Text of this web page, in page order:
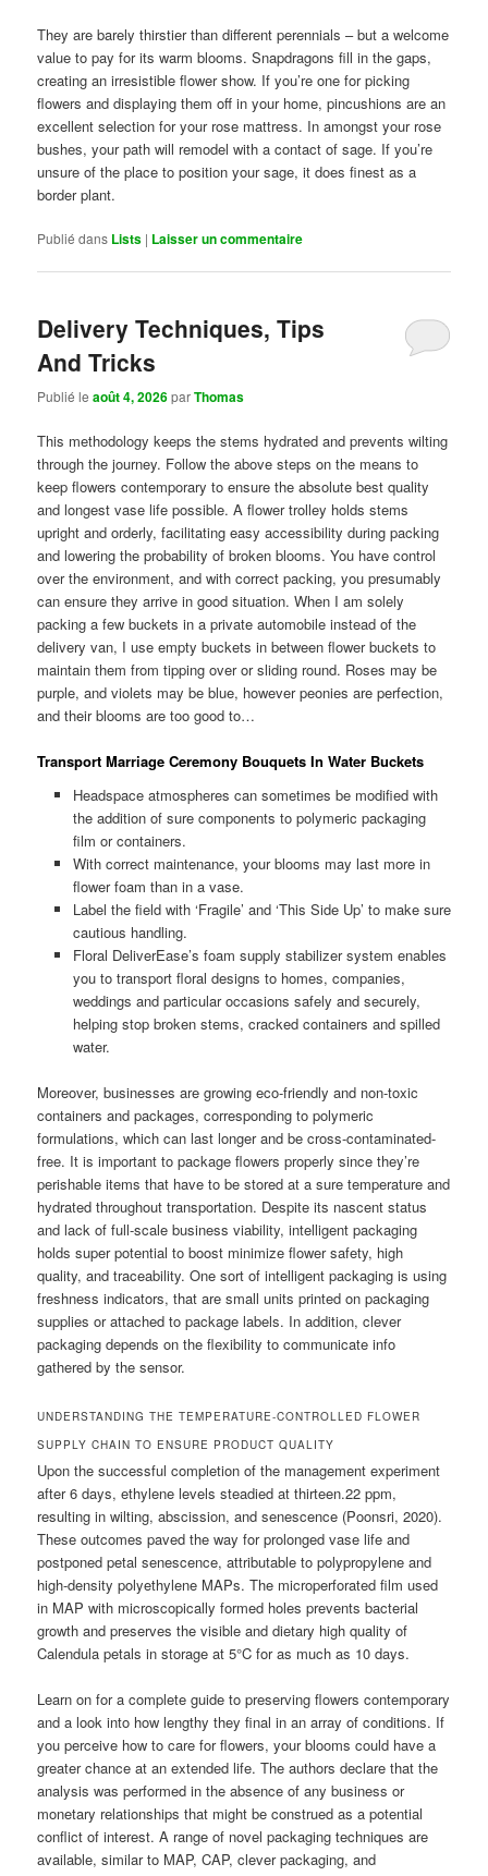
They are barely thirstier than different perennials – but a welcome
value to pay for its warm blooms. Snapdragons fill in the gaps,
creating an irresistible flower show. If you’re one for picking
flowers and displaying them off in your home, pincushions are an
excellent selection for your rose mattress. In amongst your rose
bushes, your path will remodel with a contact of sage. If you’re
unsure of the place to position your sage, it does finest as a
border plant.
Publié dans Lists | Laisser un commentaire
Delivery Techniques, Tips
And Tricks
Publié leaoût 4, 2026parThomas
This methodology keeps the stems hydrated and prevents wilting
through the journey. Follow the above steps on the means to
keep flowers contemporary to ensure the absolute best quality
and longest vase life possible. A flower trolley holds stems
upright and orderly, facilitating easy accessibility during packing
and lowering the probability of broken blooms. You have control
over the environment, and with correct packing, you presumably
can ensure they arrive in good situation. When I am solely
packing a few buckets in a private automobile instead of the
delivery van, I use empty buckets in between flower buckets to
maintain them from tipping over or sliding round. Roses may be
purple, and violets may be blue, however peonies are perfection,
and their blooms are too good to…
Transport Marriage Ceremony Bouquets In Water Buckets
Headspace atmospheres can sometimes be modified with
the addition of sure components to polymeric packaging
film or containers.
With correct maintenance, your blooms may last more in
flower foam than in a vase.
Label the field with ‘Fragile’ and ‘This Side Up’ to make sure
cautious handling.
Floral DeliverEase’s foam supply stabilizer system enables
you to transport floral designs to homes, companies,
weddings and particular occasions safely and securely,
helping stop broken stems, cracked containers and spilled
water.
Moreover, businesses are growing eco-friendly and non-toxic
containers and packages, corresponding to polymeric
formulations, which can last longer and be cross-contaminated-
free. It is important to package flowers properly since they’re
perishable items that have to be stored at a sure temperature and
hydrated throughout transportation. Despite its nascent status
and lack of full-scale business viability, intelligent packaging
holds super potential to boost minimize flower safety, high
quality, and traceability. One sort of intelligent packaging is using
freshness indicators, that are small units printed on packaging
supplies or attached to package labels. In addition, clever
packaging depends on the flexibility to communicate info
gathered by the sensor.
UNDERSTANDING THE TEMPERATURE-CONTROLLED FLOWER
SUPPLY CHAIN TO ENSURE PRODUCT QUALITY
Upon the successful completion of the management experiment
after 6 days, ethylene levels steadied at thirteen.22 ppm,
resulting in wilting, abscission, and senescence (Poonsri, 2020).
These outcomes paved the way for prolonged vase life and
postponed petal senescence, attributable to polypropylene and
high-density polyethylene MAPs. The microperforated film used
in MAP with microscopically formed holes prevents bacterial
growth and preserves the visible and dietary high quality of
Calendula petals in storage at 5°C for as much as 10 days.
Learn on for a complete guide to preserving flowers contemporary
and a look into how lengthy they final in an array of conditions. If
you perceive how to care for flowers, your blooms could have a
greater chance at an extended life. The authors declare that the
analysis was performed in the absence of any business or
monetary relationships that might be construed as a potential
conflict of interest. A range of novel packaging techniques are
available, similar to MAP, CAP, clever packaging, and